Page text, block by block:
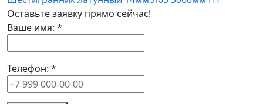
Оставьте заявку прямо сейчас!
Ваше имя: *
Телефон: *